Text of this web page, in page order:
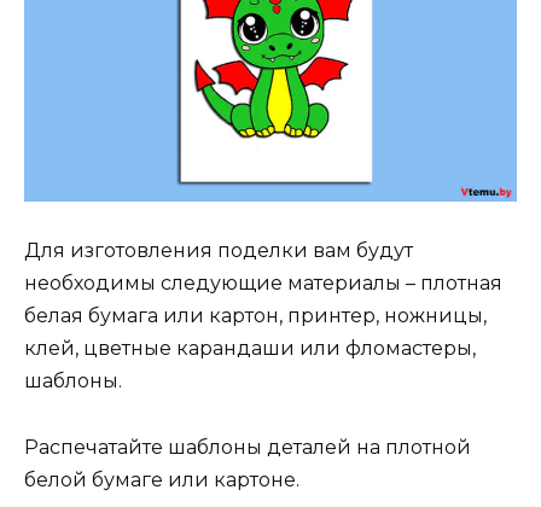
Для изготовления поделки вам будут
необходимы следующие материалы – плотная
белая бумага или картон, принтер, ножницы,
клей, цветные карандаши или фломастеры,
шаблоны.
Распечатайте шаблоны деталей на плотной
белой бумаге или картоне.